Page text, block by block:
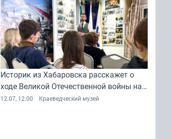
Историк из Хабаровска расскажет о
ходе Великой Отечественной войны на
Дальнем Востоке
12.07, 12:00 Краеведческий музей